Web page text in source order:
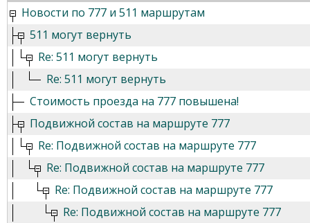
Новости по 777 и 511 маршрутам
511 могут вернуть
Re: 511 могут вернуть
Re: 511 могут вернуть
Стоимость проезда на 777 повышена!
Подвижной состав на маршруте 777
Re: Подвижной состав на маршруте 777
Re: Подвижной состав на маршруте 777
Re: Подвижной состав на маршруте 777
Re: Подвижной состав на маршруте 777